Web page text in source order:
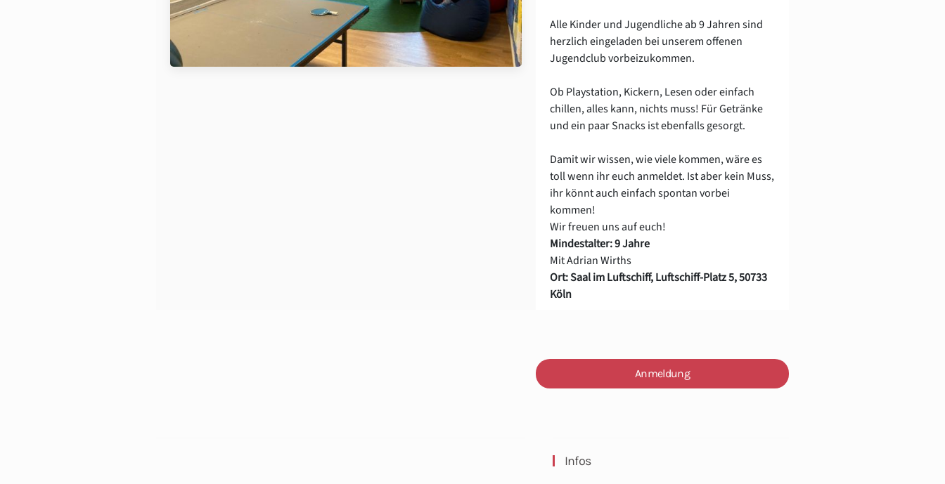
Alle Kinder und Jugendliche ab 9 Jahren sind
herzlich eingeladen bei unserem offenen
Jugendclub vorbeizukommen.
Ob Playstation, Kickern, Lesen oder einfach
chillen, alles kann, nichts muss! Für Getränke
und ein paar Snacks ist ebenfalls gesorgt.
Damit wir wissen, wie viele kommen, wäre es
toll wenn ihr euch anmeldet. Ist aber kein Muss,
ihr könnt auch einfach spontan vorbei
kommen!
Wir freuen uns auf euch!
Mindestalter: 9 Jahre
Mit Adrian Wirths
Ort: Saal im Luftschiff, Luftschiff-Platz 5, 50733
Köln
Anmeldung
Infos